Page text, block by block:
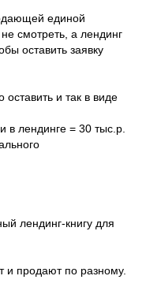
единой
смотреть, а лендинг
оставить заявку
и так в виде
в лендинге = 30 тыс.р.
лендинг-книгу для
и продают по разному.